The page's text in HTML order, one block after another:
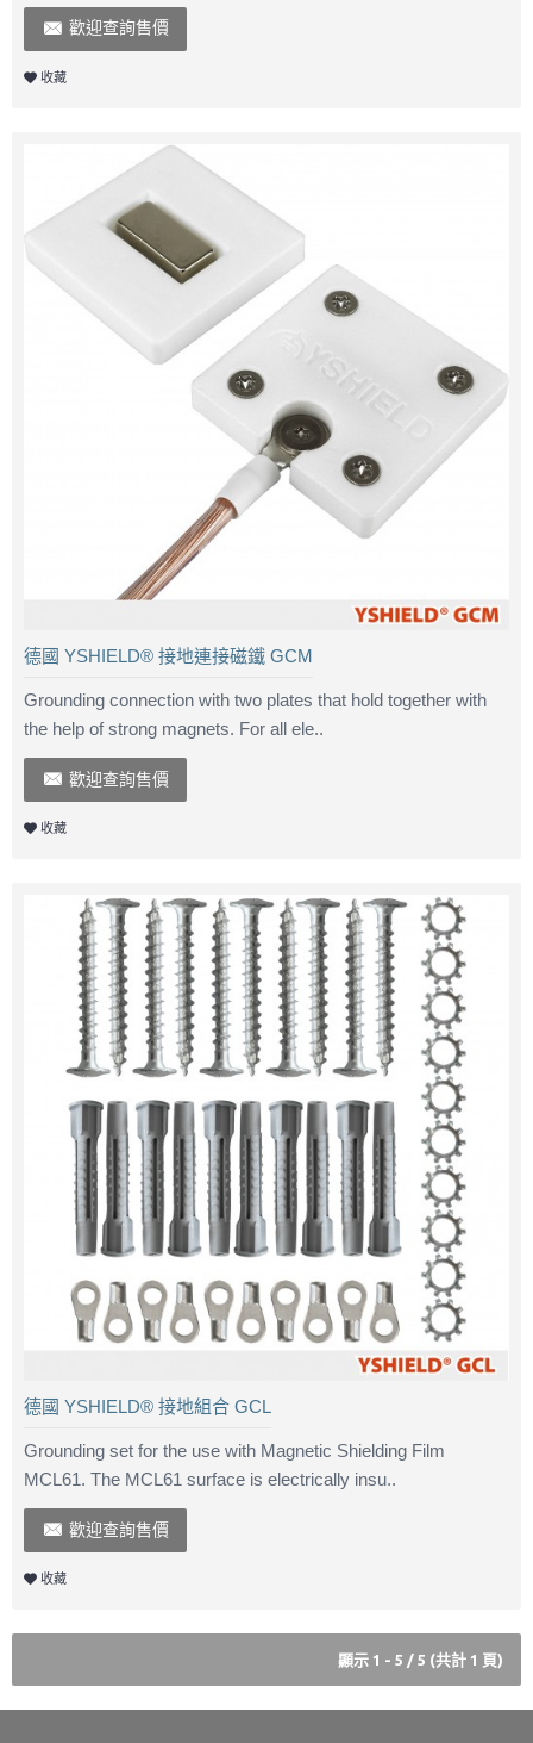
歡迎查詢售價
收藏
德國 YSHIELD® 接地連接磁鐵 GCM
Grounding connection with two plates that hold together with
the help of strong magnets. For all ele..
歡迎查詢售價
收藏
德國 YSHIELD® 接地組合 GCL
Grounding set for the use with Magnetic Shielding Film
MCL61. The MCL61 surface is electrically insu..
歡迎查詢售價
收藏
顯示 1 - 5 / 5 (共計 1 頁)